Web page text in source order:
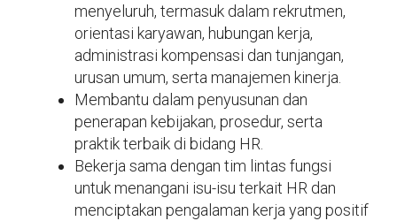
menyeluruh, termasuk dalam rekrutmen,
orientasi karyawan, hubungan kerja,
administrasi kompensasi dan tunjangan,
urusan umum, serta manajemen kinerja.
Membantu dalam penyusunan dan
penerapan kebijakan, prosedur, serta
praktik terbaik di bidang HR.
Bekerja sama dengan tim lintas fungsi
untuk menangani isu-isu terkait HR dan
menciptakan pengalaman kerja yang positif